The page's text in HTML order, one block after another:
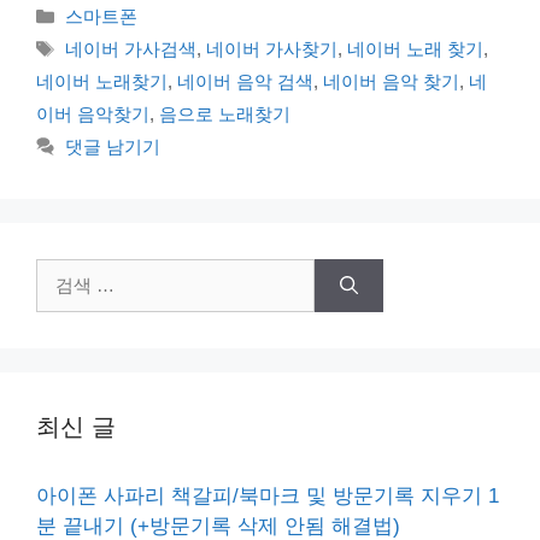
카
테
고
리
스마트폰
태
그
네이버 가사검색, 네이버 가사찾기, 네이버 노래 찾기,
네이버 노래찾기, 네이버 음악 검색, 네이버 음악 찾기, 네
이버 음악찾기, 음으로 노래찾기
댓글 남기기
색:
최신 글
아이폰 사파리 책갈피/북마크 및 방문기록 지우기 1
분 끝내기 (+방문기록 삭제 안됨 해결법)